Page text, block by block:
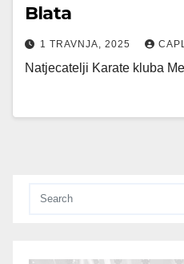
Blata
1 TRAVNJA, 2025
Natjecatelji Karate kluba